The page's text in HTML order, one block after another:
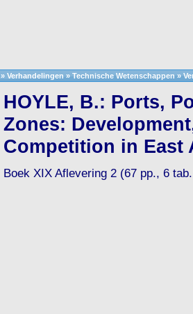
» Verhandelingen » Technische Wetenschappen »
HOYLE, B.: Ports,
Zones:
Competition in East
Boek XIX Aflevering 2 (67 pp., 6